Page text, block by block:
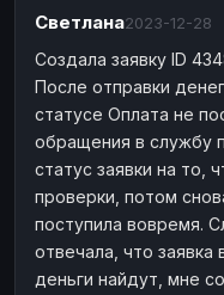
Светлана2023-12-28
Создала заявку ID
После отправки
статусе Оплата не
обращения в службу
статус заявки на то,
проверки, потом
поступила вовремя.
отвечала, что заявка
деньги найдут, мне